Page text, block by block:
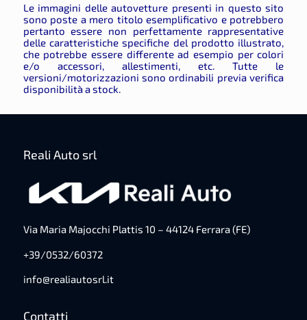
Le immagini delle autovetture presenti in questo sito
sono poste a mero titolo esemplificativo e potrebbero
pertanto essere non perfettamente rappresentative
delle caratteristiche specifiche del prodotto illustrato,
che potrebbe essere differente ad esempio per colori
e/o accessori, allestimenti, etc.Tutte le
versioni/motorizzazioni sono ordinabili previa verifica
disponibilità a stock.
Reali Auto srl
Via Maria Majocchi Plattis 10 – 44124 Ferrara (FE)
+39/0532/60372
info@realiautosrl.it
Contatti